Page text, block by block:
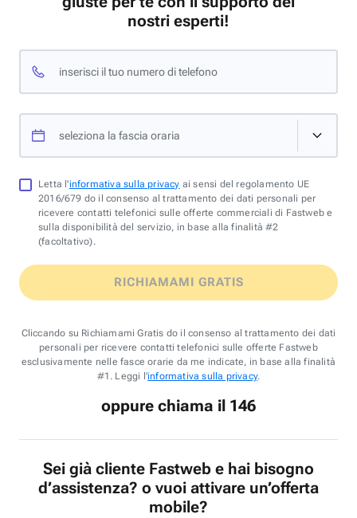
nostri esperti!
inserisci il tuo numero di telefono
seleziona la fascia oraria
Letta l'informativa sulla privacy ai sensi del regolamento UE
2016/679 do il consenso al trattamento dei dati personali per
ricevere contatti telefonici sulle offerte commerciali di Fastweb e
sulla disponibilità del servizio, in base alla finalità #2
(facoltativo).
RICHIAMAMI GRATIS
Cliccando su Richiamami Gratis do il consenso al trattamento dei dati
personali per ricevere contatti telefonici sulle offerte Fastweb
esclusivamente nelle fasce orarie da me indicate, in base alla finalità
#1. Leggi l'informativa sulla privacy.
oppure chiama il 146
Sei già cliente Fastweb e hai bisogno
d’assistenza? o vuoi attivare un’offerta
mobile?